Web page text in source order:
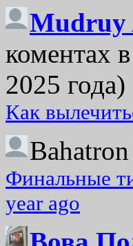
Mudruy
коментах
2025 года)
Как
Bahatron
Финальные
year ago